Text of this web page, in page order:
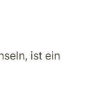
ist ein